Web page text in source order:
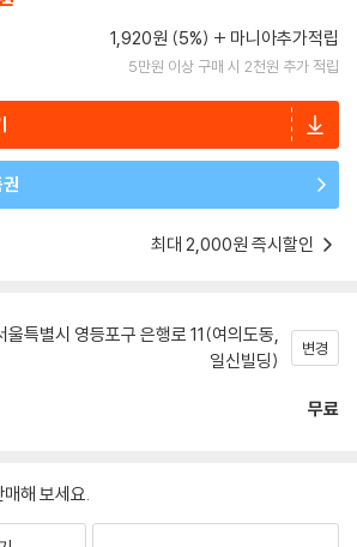
1,920원 (5%) 마니아추가적립
5만원 이상 구매 시 2천원 추가 적립
최대 2,000원 즉시할인
울특별시 영등포구 은행로 11(여의도동,
일신빌딩)
변경
무료
해 보세요.